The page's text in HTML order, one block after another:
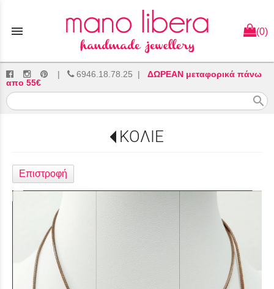
menu (0)
| 6946.18.78.25 | ΔΩΡΕΑΝ μεταφορικά πάνω
απο 55€
search
ΚΟΛΙΕ
Επιστροφή